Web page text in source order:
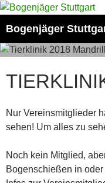
Zum
springen
Bogenjäger
Nur Vereinsmitglieder
sehen! Um alles zu
Noch kein Mitglied,
Bogenschießen in